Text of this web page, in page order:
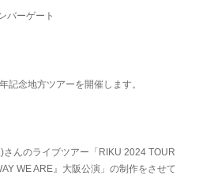
バーゲート
記念地方ツアーを開催します。
さんのライブツアー「RIKU 2024 TOUR
WE ARE』大阪公演」の制作をさせて